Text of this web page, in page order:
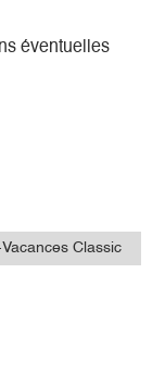
éventuelles
Classic